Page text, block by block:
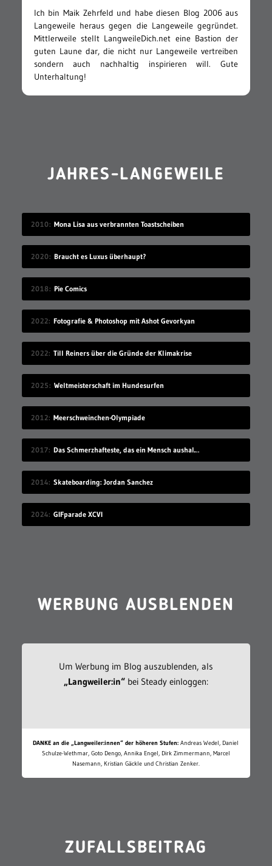
Ich bin Maik Zehrfeld und habe diesen Blog 2006 aus
Langeweile heraus gegen die Langeweile gegründet.
Mittlerweile stellt LangweileDich.net eine Bastion der
guten Laune dar, die nicht nur Langeweile vertreiben
sondern auch nachhaltig inspirieren will. Gute
Unterhaltung!
JAHRES-LANGEWEILE
2010 Mona Lisa aus verbrannten Toastscheiben
2020 Braucht es Luxus überhaupt?
2018 Pie Comics
2022 Fotografie & Photoshop mit Ashot Gevorkyan
2022 Till Reiners über die Gründe der Klimakrise
2025 Weltmeisterschaft im Hundesurfen
2012 Meerschweinchen-Olympiade
2017 Das Schmerzhafteste, das ein Mensch aushalten kann
2014 Skateboarding: Jordan Sanchez
2024 GIFparade XCVI
WERBUNG AUSBLENDEN
Um Werbung im Blog auszublenden, als
„Langweiler:in“bei Steady einloggen:
DANKE an die „Langweiler:innen“ der höheren Stufen: Andreas Wedel, Daniel
Schulze-Wethmar, Goto Dengo, Annika Engel, Dirk Zimmermann, Marcel
Nasemann, Kristian Gäckle und Christian Zenker.
ZUFALLSBEITRAG